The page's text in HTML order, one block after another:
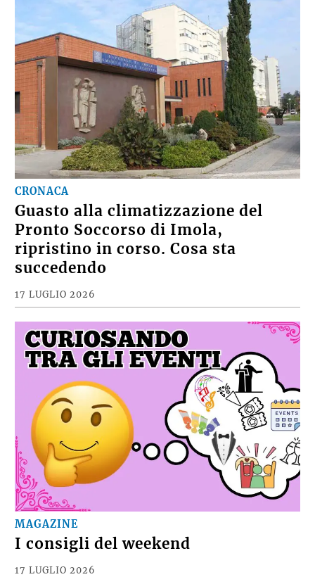
CRONACA
Guasto alla climatizzazione del
Pronto Soccorso di Imola,
ripristino in corso. Cosa sta
succedendo
17 LUGLIO 2026
MAGAZINE
I consigli del weekend
17 LUGLIO 2026